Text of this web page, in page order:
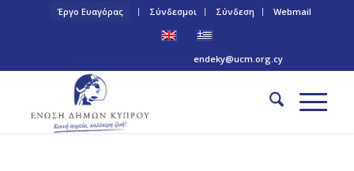
Έργο Ευαγόρας Σύνδεσμοι Σύνδεση Webmail
endeky@ucm.org.cy